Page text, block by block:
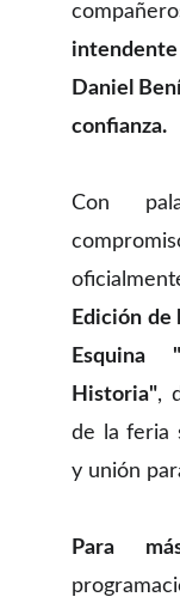
Daniel
confianza.
Con
Edición de
Esquina
Historia",
de la feria
y unión
Para